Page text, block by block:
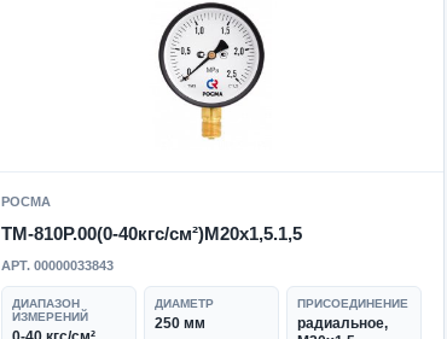
РОСМА
ТМ-810Р.00(0-40кгс/см²)M20x1,5.1,5
АРТ. 00000033843
ДИАПАЗОН
ИЗМЕРЕНИЙ
ДИАМЕТР
250 мм
ПРИСОЕДИНЕНИЕ
радиальное,